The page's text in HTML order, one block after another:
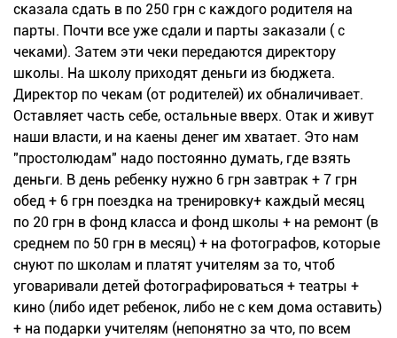
сказала сдать в по 250 грн с каждого родителя на
парты. Почти все уже сдали и парты заказали ( с
чеками). Затем эти чеки передаются директору
школы. На школу приходят деньги из бюджета.
Директор по чекам (от родителей) их обналичивает.
Оставляет часть себе, остальные вверх. Отак и живут
наши власти, и на каены денег им хватает. Это нам
"простолюдам" надо постоянно думать, где взять
деньги. В день ребенку нужно 6 грн завтрак + 7 грн
обед + 6 грн поездка на тренировку+ каждый месяц
по 20 грн в фонд класса и фонд школы + на ремонт (в
среднем по 50 грн в месяц) + на фотографов, которые
снуют по школам и платят учителям за то, чтоб
уговаривали детей фотографироваться + театры +
кино (либо идет ребенок, либо не с кем дома оставить)
+ на подарки учителям (непонятно за что, по всем